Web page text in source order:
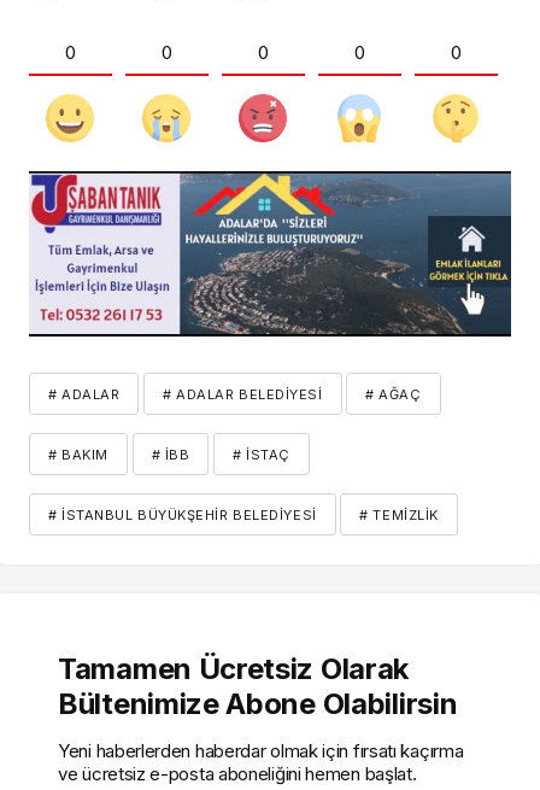
0 0 0 0 0
# ADALAR # ADALAR BELEDIYESI # AĞAÇ
# BAKIM # İBB # İSTAÇ
# İSTANBUL BÜYÜKŞEHIR BELEDIYESI # TEMIZLIK
Tamamen Ücretsiz Olarak
Bültenimize Abone Olabilirsin
Yeni haberlerden haberdar olmak için fırsatı kaçırma
ve ücretsiz e-posta aboneliğini hemen başlat.